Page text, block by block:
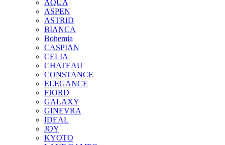
AQUA
ASPEN
ASTRID
BIANCA
Bohemia
CASPIAN
CELIA
CHATEAU
CONSTANCE
ELEGANCE
FJORD
GALAXY
GINEVRA
IDEAL
JOY
KYOTO